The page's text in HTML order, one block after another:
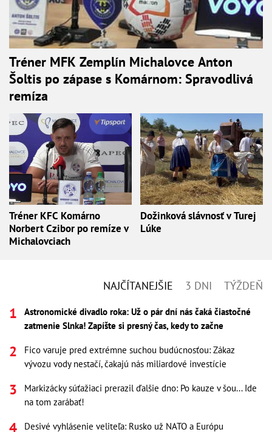
Tréner MFK Zemplín Michalovce Anton
Šoltis po zápase s Komárnom: Spravodlivá
remíza
Tréner KFC Komárno
Norbert Czibor po remíze v
Michalovciach
Dožinková slávnosť v Turej
Lúke
NAJČÍTANEJŠIE 3 DNI TÝŽDEŇ
Astronomické divadlo roka: Už o pár dní nás čaká čiastočné
zatmenie Slnka! Zapíšte si presný čas, kedy to začne
Fico varuje pred extrémne suchou budúcnosťou: Zákaz
vývozu vody nestačí, čakajú nás miliardové investície
Markizácky súťažiaci prerazil ďalšie dno: Po kauze v šou... Ide
na tom zarábať!
Desivé vyhlásenie veliteľa: Rusko už NATO a Európu